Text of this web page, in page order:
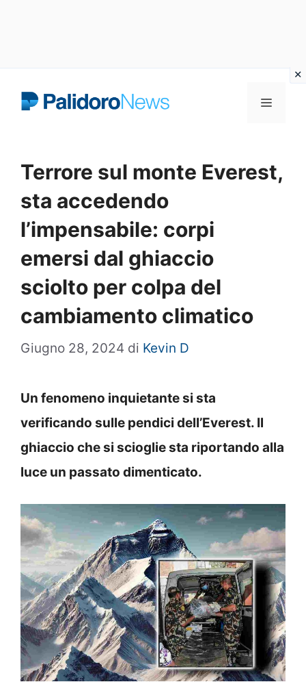
Menu
Terrore sul monte Everest,
sta accedendo
l’impensabile: corpi
emersi dal ghiaccio
sciolto per colpa del
cambiamento climatico
Giugno 28, 2024 di Kevin D
Un fenomeno inquietante si sta
verificando sulle pendici dell’Everest. Il
ghiaccio che si scioglie sta riportando alla
luce un passato dimenticato.